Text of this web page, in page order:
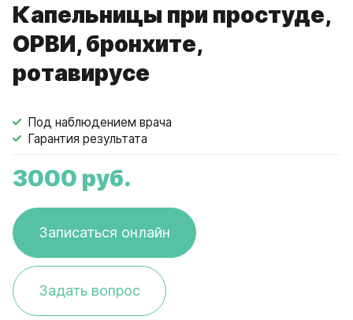
Капельницы при простуде,
ОРВИ, бронхите,
ротавирусе
Под наблюдением врача
Гарантия результата
3000 руб.
Записаться онлайн
Задать вопрос